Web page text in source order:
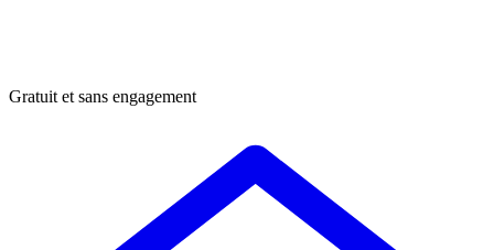
Gratuit et sans engagement